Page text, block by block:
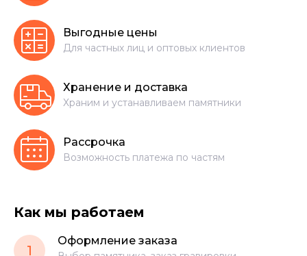
Выгодные цены
Для частных лиц и оптовых клиентов
Хранение и доставка
Храним и устанавливаем памятники
Рассрочка
Возможность платежа по частям
Как мы работаем
1
Оформление заказа